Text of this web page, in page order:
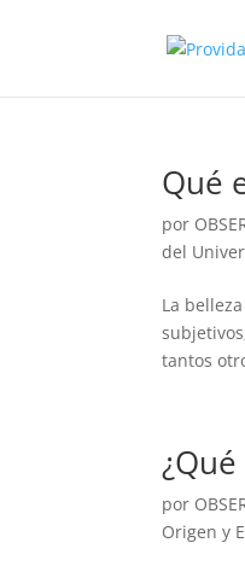
Qué
por
del
La
tantos
por
Origen y